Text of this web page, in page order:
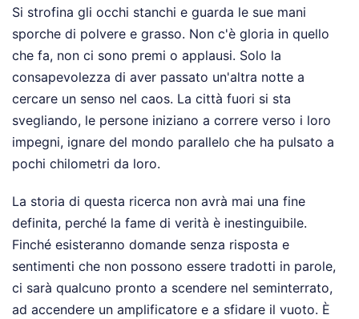
Si strofina gli occhi stanchi e guarda le sue mani
sporche di polvere e grasso. Non c'è gloria in quello
che fa, non ci sono premi o applausi. Solo la
consapevolezza di aver passato un'altra notte a
cercare un senso nel caos. La città fuori si sta
svegliando, le persone iniziano a correre verso i loro
impegni, ignare del mondo parallelo che ha pulsato a
pochi chilometri da loro.
La storia di questa ricerca non avrà mai una fine
definita, perché la fame di verità è inestinguibile.
Finché esisteranno domande senza risposta e
sentimenti che non possono essere tradotti in parole,
ci sarà qualcuno pronto a scendere nel seminterrato,
ad accendere un amplificatore e a sfidare il vuoto. È